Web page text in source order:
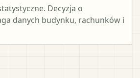
Decyzja o
danych budynku, rachunków i